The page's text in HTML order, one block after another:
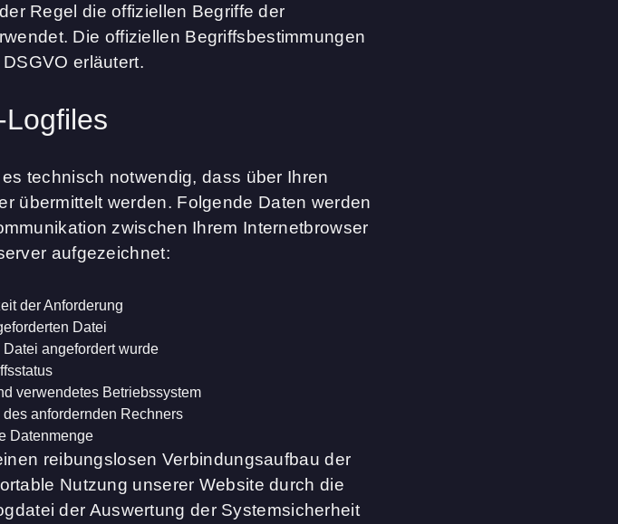
Regel die offiziellen Begriffe der
Die offiziellen Begriffsbestimmungen
erläutert.
technisch notwendig, dass über Ihren
übermittelt werden. Folgende Daten werden
zwischen Ihrem Internetbrowser
aufgezeichnet:
der Anforderung
Datei
angefordert wurde
verwendetes Betriebssystem
anfordernden Rechners
Datenmenge
reibungslosen Verbindungsaufbau der
Nutzung unserer Website durch die
der Auswertung der Systemsicherheit